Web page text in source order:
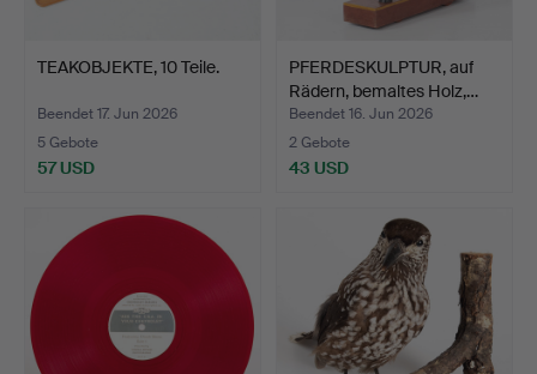
TEAKOBJEKTE, 10 Teile.
Beendet 17. Jun 2026
5 Gebote
57 USD
PFERDESKULPTUR, auf
Rädern, bemaltes Holz,…
Beendet 16. Jun 2026
2 Gebote
43 USD